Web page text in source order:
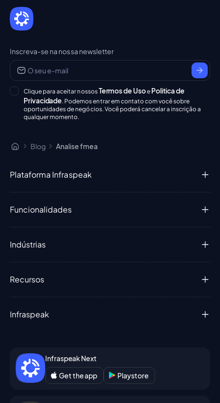
Inscreva-se na nossa newsletter
Clique para aceitar nossosTermos de Usoe Politica de
Privacidade. Podemos entrar em contato com você sobre
oportunidades de negócios. Você poderá cancelar a inscrição a
qualquer momento.
Blog Analise fmea
Plataforma Infraspeak
Funcionalidades
Indústrias
Recursos
Infraspeak
Infraspeak Next
Get the app
Playstore